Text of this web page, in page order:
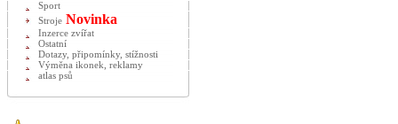
Sport
Stroje Novinka
Inzerce zvířat
Ostatní
Dotazy, připomínky, stížnosti
Výměna ikonek, reklamy
atlas psů